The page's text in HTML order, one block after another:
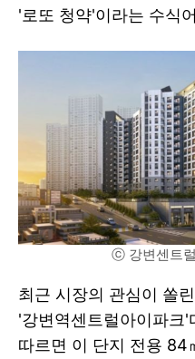
'로또 청약'이라는 수식
ⓒ 강변센트
최근 시장의 관심이 쏠
'강변역센트럴아이파크'
따르면 이 단지 전용 84